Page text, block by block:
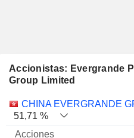
Accionistas: Evergrande
Group Limited
Nombre Acciones %
CHINA EVERGRANDE
51,71 %